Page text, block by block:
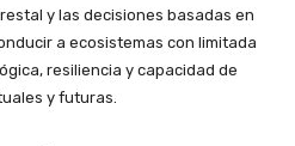
y las decisiones basadas en
a ecosistemas con limitada
resiliencia y capacidad de
y futuras.